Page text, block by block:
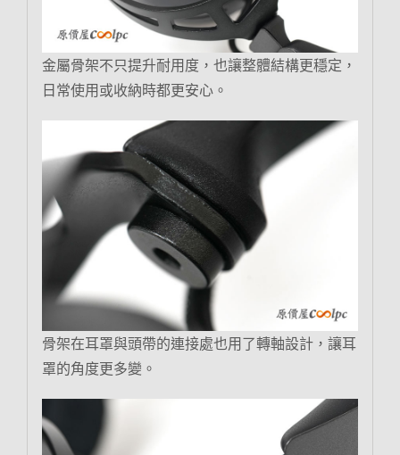
金屬骨架不只提升耐用度，也讓整體結構更穩定，
日常使用或收納時都更安心。
骨架在耳罩與頭帶的連接處也用了轉軸設計，讓耳
罩的角度更多變。